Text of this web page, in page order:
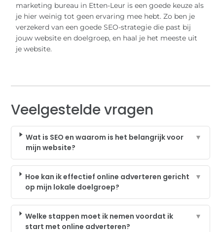
marketing bureau in Etten-Leur is een goede keuze als
je hier weinig tot geen ervaring mee hebt. Zo ben je
verzekerd van een goede SEO-strategie die past bij
jouw website en doelgroep, en haal je het meeste uit
je website.
Veelgestelde vragen
Wat is SEO en waarom is het belangrijk voor
mijn website?
▼
Hoe kan ik effectief online adverteren gericht
op mijn lokale doelgroep?
▼
Welke stappen moet ik nemen voordat ik
start met online adverteren?
▼